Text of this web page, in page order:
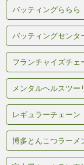
バッティングららら
バッティングセンタ
フランチャイズチェ
メンタルヘルスツー
レギュラーチェーン
博多とんこつラーメ